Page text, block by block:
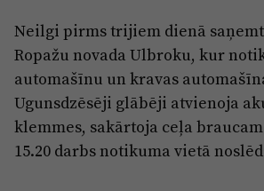
Neilgi pirms trijiem dienā
Ropažu novada Ulbroku, kur
automašīnu un kravas
Ugunsdzēsēji glābēji atvienoja
klemmes, sakārtoja ceļa
15.20 darbs notikuma vietā